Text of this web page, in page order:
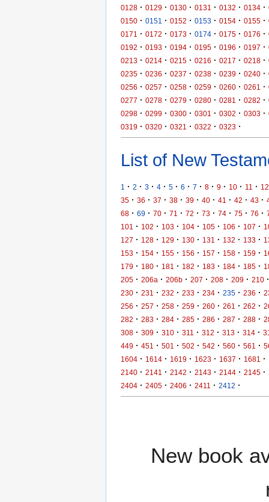
0128 · 0129 · 0130 · 0131 · 0132 · 0134 ·
0150 · 0151 · 0152 · 0153 · 0154 · 0155 ·
0171
· 0172 · 0173 · 0174 · 0175 · 0176 ·
0192 · 0193 · 0194 · 0195 · 0196 · 0197 ·
0213 · 0214 · 0215 · 0216 · 0217 · 0218 ·
0235 · 0236 · 0237 · 0238 · 0239 · 0240 ·
0256 · 0257 · 0258 · 0259 · 0260 · 0261 ·
0277 · 0278 · 0279 · 0280 · 0281 · 0282 ·
0298 · 0299 · 0300 · 0301 · 0302 · 0303 ·
0319 · 0320 · 0321 · 0322 · 0323 ·
List of New
1 · 2 · 3 · 4 · 5 · 6 · 7 · 8 · 9 · 10 · 11 · 12
35 · 36 · 37 · 38 · 39 · 40 · 41 · 42 · 43 ·
68 · 69 · 70 · 71 · 72 · 73 · 74 · 75 · 76 ·
101
· 102 · 103 · 104 · 105 · 106 · 107 ·
127 · 128 · 129 · 130 · 131 · 132 · 133 ·
153 · 154 · 155 · 156 · 157 · 158 · 159 ·
179 · 180 · 181 · 182 · 183 · 184 · 185 ·
205 · 206a · 206b · 207 · 208 · 209 · 210 ·
230 · 231 · 232 · 233 · 234 · 235 · 236 ·
256 · 257 · 258 · 259 · 260 · 261 · 262 ·
282 · 283 · 284 · 285 · 286 · 287 · 288 ·
308 · 309 · 310 · 311 · 312 · 313 · 314 ·
449 · 451 · 501 · 502 · 542 · 560 · 561 ·
1604 · 1614 · 1619 · 1623 · 1637 · 1681 ·
2140 · 2141 · 2142 · 2143 · 2144 · 2145 ·
2404 · 2405 · 2406 · 2411 · 2412 ·
New book